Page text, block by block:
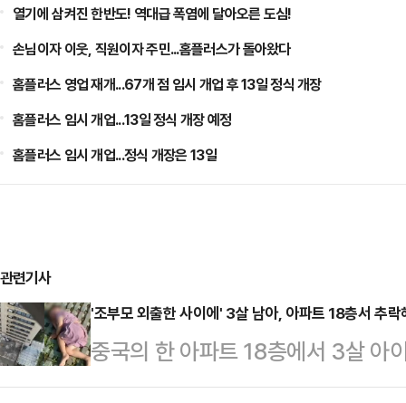
열기에 삼켜진 한반도! 역대급 폭염에 달아오른 도심!
손님이자 이웃, 직원이자 주민...홈플러스가 돌아왔다
홈플러스 영업 재개...67개 점 임시 개업 후 13일 정식 개장
홈플러스 임시 개업...13일 정식 개장 예정
홈플러스 임시 개업...정식 개장은 13일
관련기사
'조부모 외출한 사이에' 3살 남아, 아파트 18층서 추락
중국의 한 아파트 18층에서 3살 아
히 목숨을 건졌다.지난달 31일(현